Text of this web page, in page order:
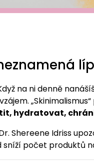
líp
na ni denně
hydratovat,
Shereene Idriss
sníží počet produktů